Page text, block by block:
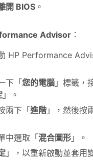
開 BIOS 。
Advisor ：
HP Performance
下「您的電腦 」標籤，
」。
兩下「進階 」，然後按
中選取「混合圖形 」。
」，以重新啟動並套用